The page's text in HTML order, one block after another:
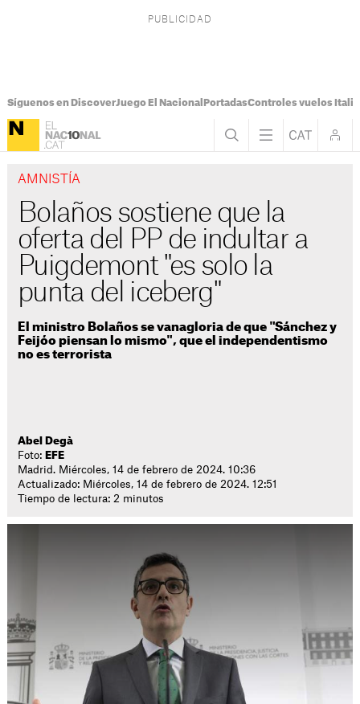
Síguenos en DiscoverJuego El Nacional PortadasControles vuelos Italia
AMNISTÍA
Bolaños sostiene que la
oferta del PP de indultar a
Puigdemont "es solo la
punta del iceberg"
El ministro Bolaños se vanagloria de que "Sánchez y
Feijóo piensan lo mismo", que el independentismo
no es terrorista
Abel Degà
Foto: EFE
Madrid. Miércoles, 14 de febrero de 2024. 10:36
Actualizado: Miércoles, 14 de febrero de 2024. 12:51
Tiempo de lectura: 2 minutos